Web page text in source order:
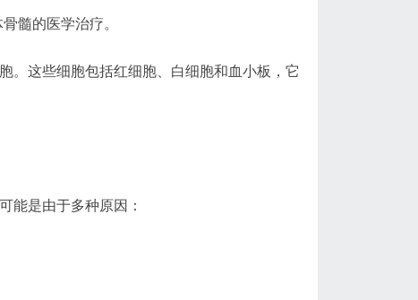
髓的医学治疗。
。这些细胞包括红细胞、白细胞和血小板，它
能是由于多种原因：